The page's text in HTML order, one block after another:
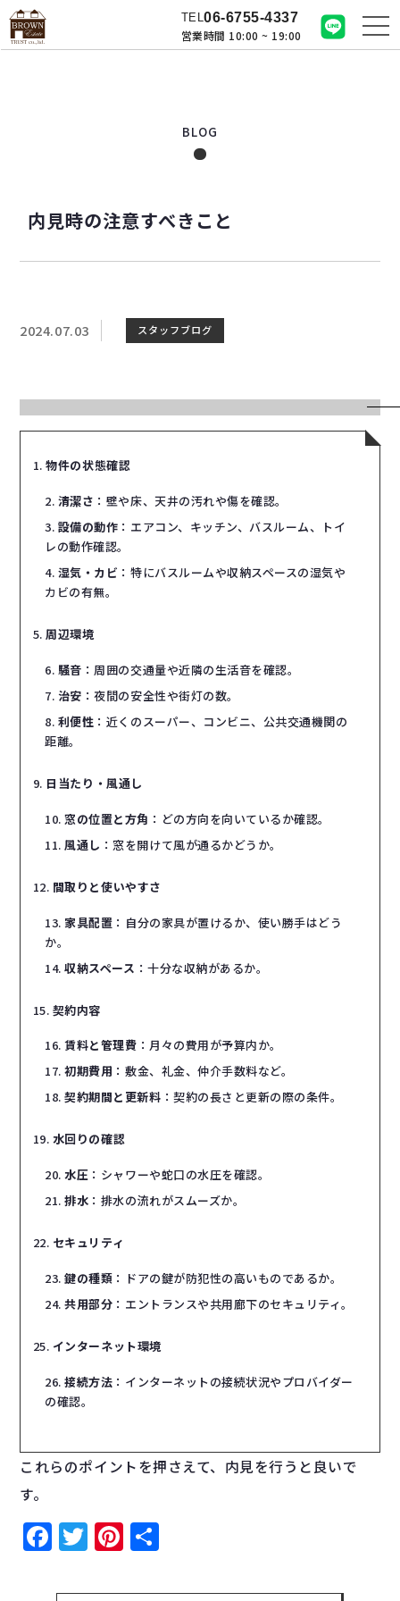
TEL06-6755-4337
営業時間 10:00 ~ 19:00
内見時の注意すべきこと
BLOG
2024.07.03 スタッフブログ
物件の状態確認
清潔さ ：壁や床、天井の汚れや傷を確認。
設備の動作 ：エアコン、キッチン、バスルーム、トイ
レの動作確認。
湿気・カビ ：特にバスルームや収納スペースの湿気や
カビの有無。
周辺環境
騒音 ：周囲の交通量や近隣の生活音を確認。
治安 ：夜間の安全性や街灯の数。
利便性 ：近くのスーパー、コンビニ、公共交通機関の
距離。
日当たり・風通し
窓の位置と方角 ：どの方向を向いているか確認。
風通し ：窓を開けて風が通るかどうか。
間取りと使いやすさ
家具配置 ：自分の家具が置けるか、使い勝手はどう
か。
収納スペース ：十分な収納があるか。
契約内容
賃料と管理費 ：月々の費用が予算内か。
初期費用 ：敷金、礼金、仲介手数料など。
契約期間と更新料 ：契約の長さと更新の際の条件。
水回りの確認
水圧 ：シャワーや蛇口の水圧を確認。
排水 ：排水の流れがスムーズか。
セキュリティ
鍵の種類 ：ドアの鍵が防犯性の高いものであるか。
共用部分 ：エントランスや共用廊下のセキュリティ。
インターネット環境
接続方法 ：インターネットの接続状況やプロバイダー
の確認。
これらのポイントを押さえて、内見を行うと良いで
す。
Facebook
Twitter
Pinterest